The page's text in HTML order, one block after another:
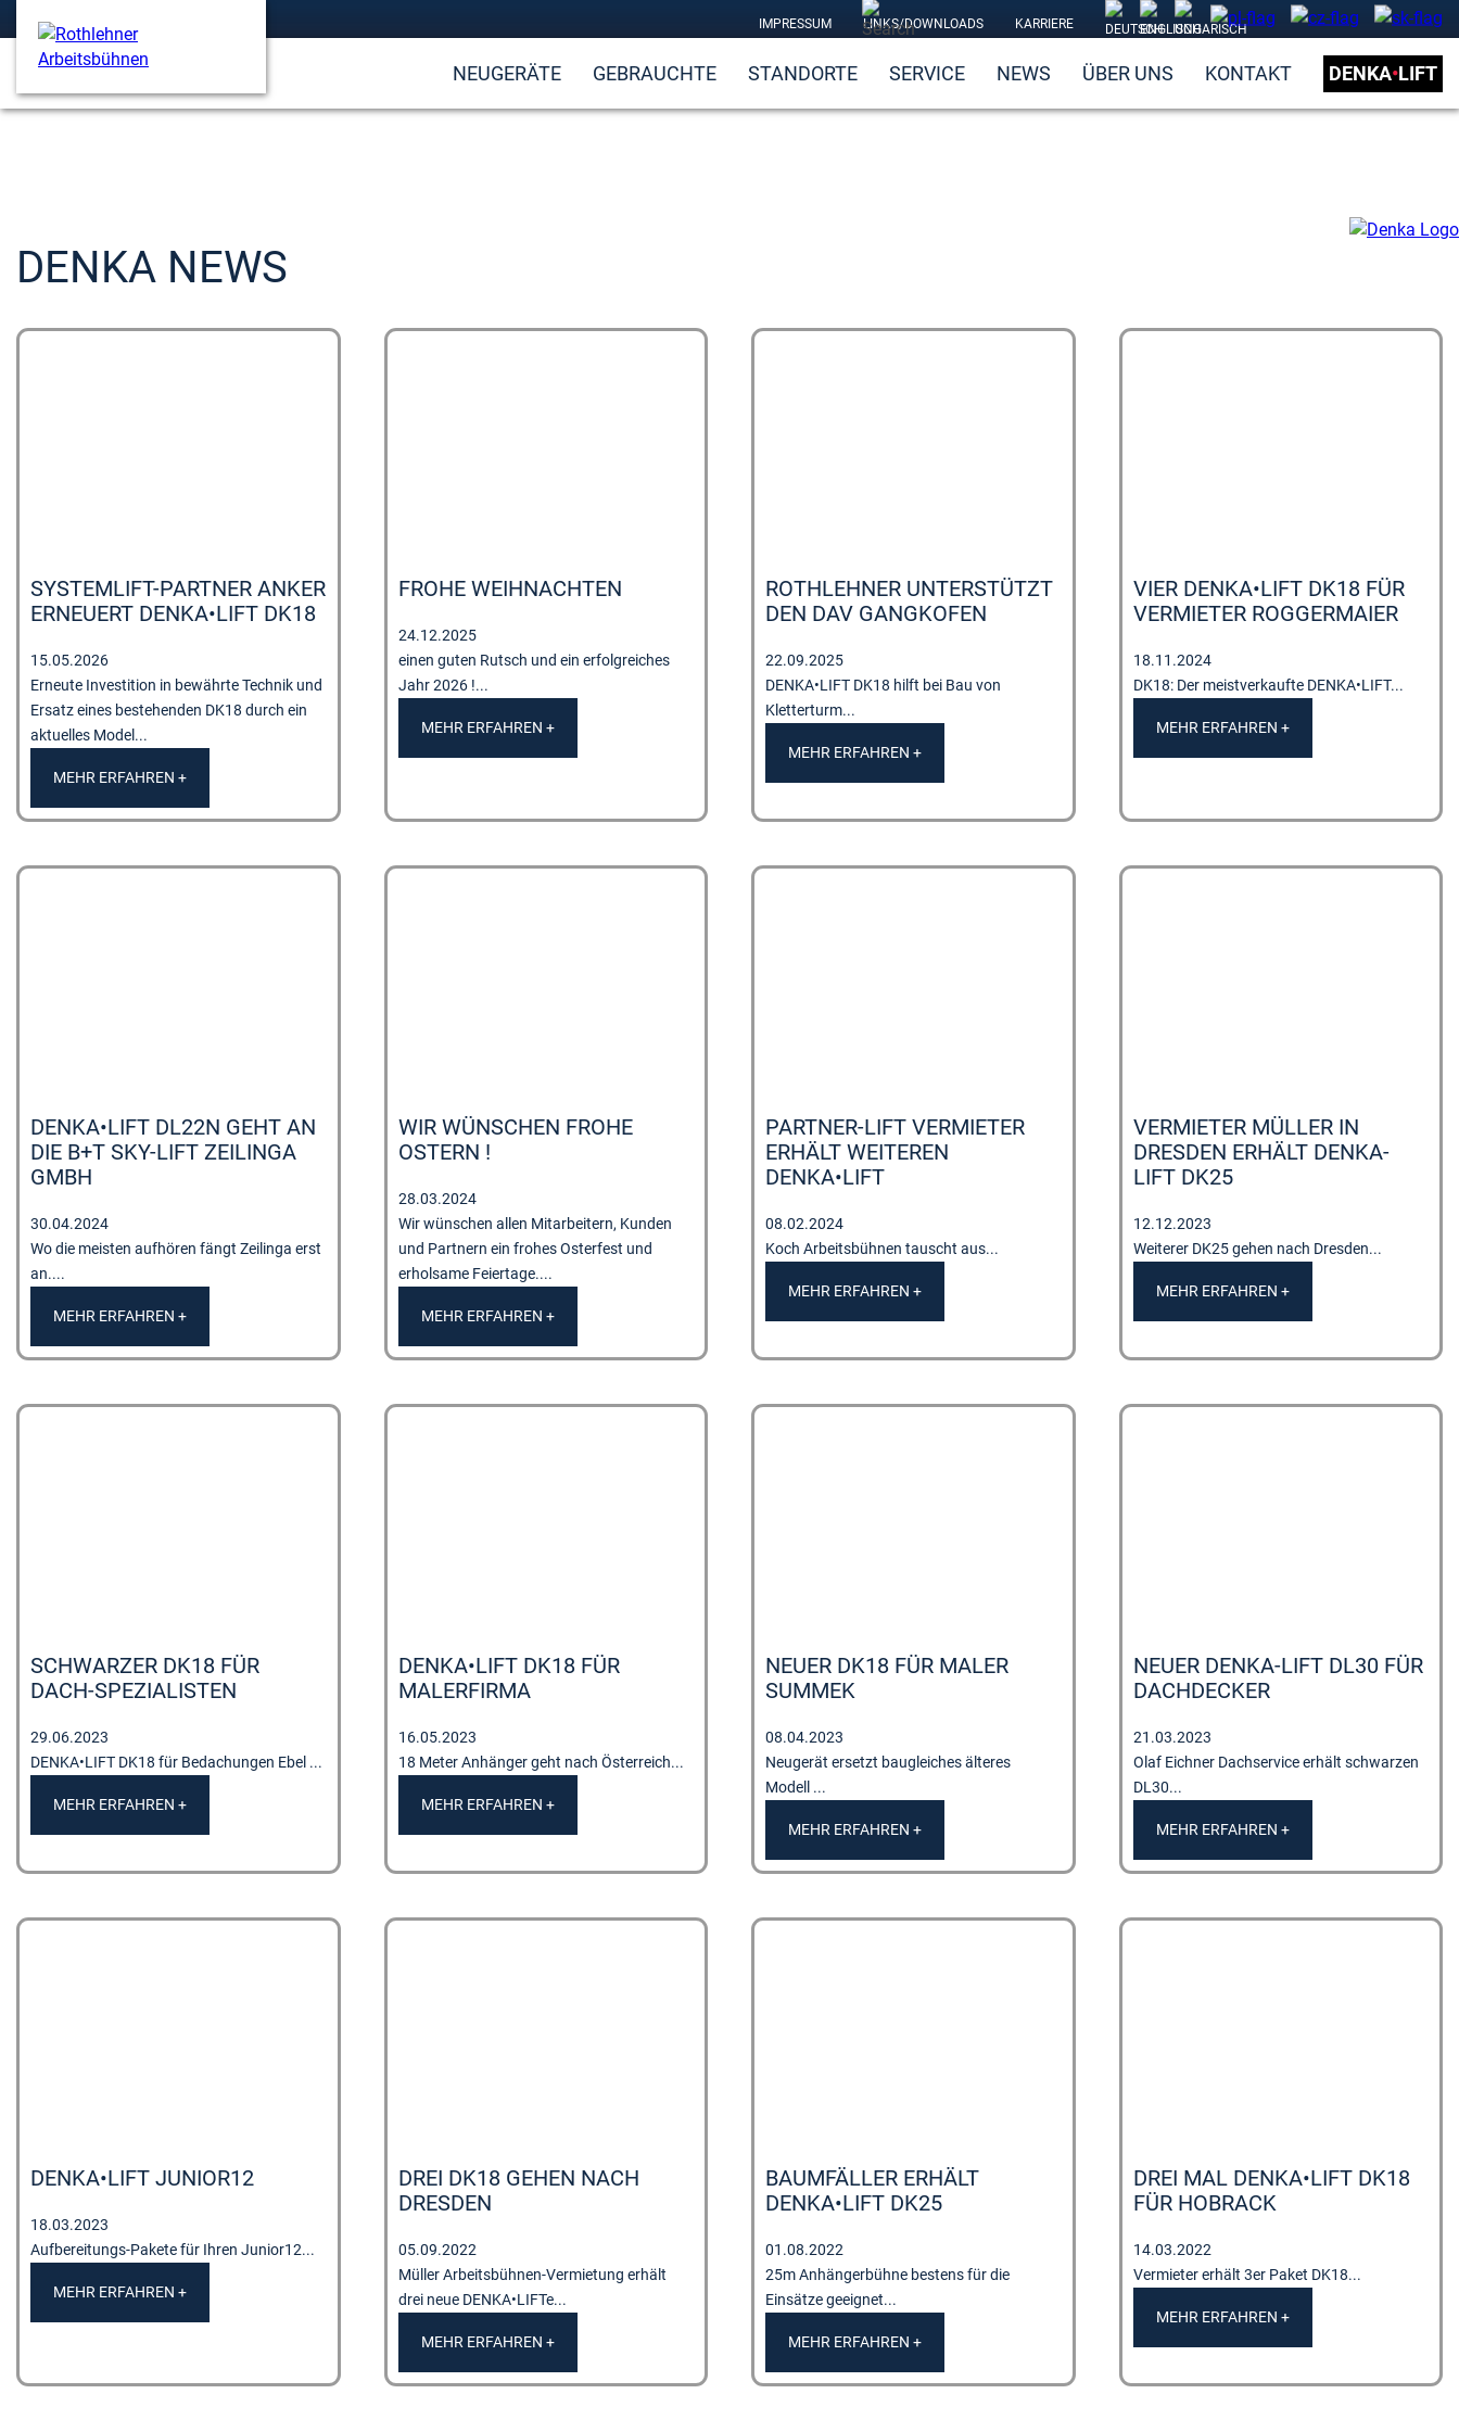
IMPRESSUM LINKS/DOWNLOADS KARRIERE
NEUGERÄTE GEBRAUCHTE STANDORTE SERVICE NEWS ÜBER UNS KONTAKT DENKA•LIFT
DENKA NEWS
SYSTEMLIFT-PARTNER ANKER
ERNEUERT DENKA•LIFT DK18
15.05.2026
Erneute Investition in bewährte Technik und
Ersatz eines bestehenden DK18 durch ein
aktuelles Model...
MEHR ERFAHREN +
FROHE WEIHNACHTEN
24.12.2025
einen guten Rutsch und ein erfolgreiches
Jahr 2026 !...
MEHR ERFAHREN +
ROTHLEHNER UNTERSTÜTZT
DEN DAV GANGKOFEN
22.09.2025
DENKA•LIFT DK18 hilft bei Bau von
Kletterturm...
MEHR ERFAHREN +
VIER DENKA•LIFT DK18 FÜR
VERMIETER ROGGERMAIER
18.11.2024
DK18: Der meistverkaufte DENKA•LIFT...
MEHR ERFAHREN +
DENKA•LIFT DL22N GEHT AN
DIE B+T SKY-LIFT ZEILINGA
GMBH
30.04.2024
Wo die meisten aufhören fängt Zeilinga erst
an....
MEHR ERFAHREN +
WIR WÜNSCHEN FROHE
OSTERN !
28.03.2024
Wir wünschen allen Mitarbeitern, Kunden
und Partnern ein frohes Osterfest und
erholsame Feiertage....
MEHR ERFAHREN +
PARTNER-LIFT VERMIETER
ERHÄLT WEITEREN
DENKA•LIFT
08.02.2024
Koch Arbeitsbühnen tauscht aus...
MEHR ERFAHREN +
VERMIETER MÜLLER IN
DRESDEN ERHÄLT DENKA-
LIFT DK25
12.12.2023
Weiterer DK25 gehen nach Dresden...
MEHR ERFAHREN +
SCHWARZER DK18 FÜR
DACH-SPEZIALISTEN
29.06.2023
DENKA•LIFT DK18 für Bedachungen Ebel ...
MEHR ERFAHREN +
DENKA•LIFT DK18 FÜR
MALERFIRMA
16.05.2023
18 Meter Anhänger geht nach Österreich...
MEHR ERFAHREN +
NEUER DK18 FÜR MALER
SUMMEK
08.04.2023
Neugerät ersetzt baugleiches älteres
Modell ...
MEHR ERFAHREN +
NEUER DENKA-LIFT DL30 FÜR
DACHDECKER
21.03.2023
Olaf Eichner Dachservice erhält schwarzen
DL30...
MEHR ERFAHREN +
DENKA•LIFT JUNIOR12
18.03.2023
Aufbereitungs-Pakete für Ihren Junior12...
MEHR ERFAHREN +
DREI DK18 GEHEN NACH
DRESDEN
05.09.2022
Müller Arbeitsbühnen-Vermietung erhält
drei neue DENKA•LIFTe...
MEHR ERFAHREN +
BAUMFÄLLER ERHÄLT
DENKA•LIFT DK25
01.08.2022
25m Anhängerbühne bestens für die
Einsätze geeignet...
MEHR ERFAHREN +
DREI MAL DENKA•LIFT DK18
FÜR HOBRACK
14.03.2022
Vermieter erhält 3er Paket DK18...
MEHR ERFAHREN +